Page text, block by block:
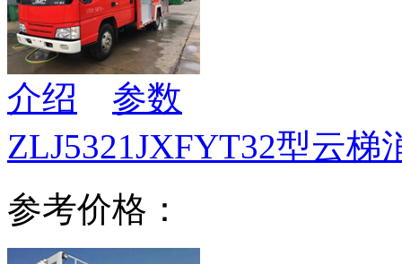
介绍
参数
ZLJ5321JXFYT32型云梯
参考价格：